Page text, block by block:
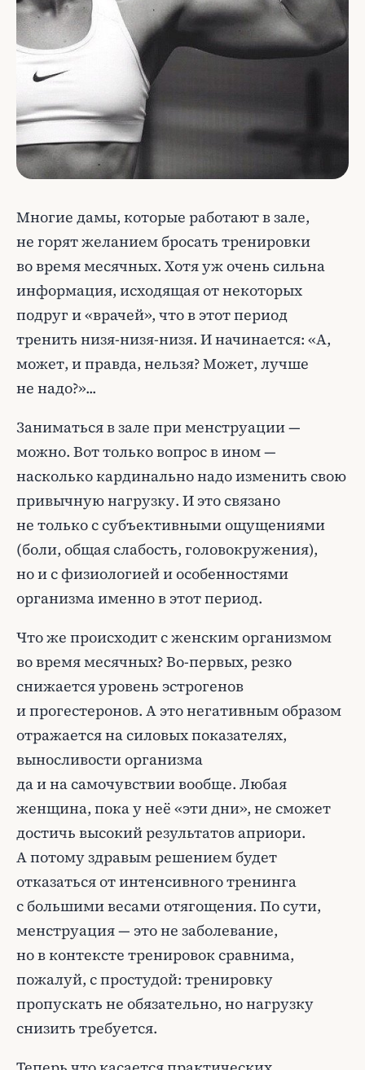
Многие дамы, которые работают в зале,
не горят желанием бросать тренировки
во время месячных. Хотя уж очень сильна
информация, исходящая от некоторых
подруг и «врачей», что в этот период
тренить низя-низя-низя. И начинается: «А,
может, и правда, нельзя? Может, лучше
не надо?»...
Заниматься в зале при менструации —
можно. Вот только вопрос в ином —
насколько кардинально надо изменить свою
привычную нагрузку. И это связано
не только с субъективными ощущениями
(боли, общая слабость, головокружения),
но и с физиологией и особенностями
организма именно в этот период.
Что же происходит с женским организмом
во время месячных? Во-первых, резко
снижается уровень эстрогенов
и прогестеронов. А это негативным образом
отражается на силовых показателях,
выносливости организма
да и на самочувствии вообще. Любая
женщина, пока у неё «эти дни», не сможет
достичь высокий результатов априори.
А потому здравым решением будет
отказаться от интенсивного тренинга
с большими весами отягощения. По сути,
менструация — это не заболевание,
но в контексте тренировок сравнима,
пожалуй, с простудой: тренировку
пропускать не обязательно, но нагрузку
снизить требуется.